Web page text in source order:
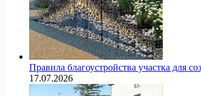
Правила благоустройства участка для
17.07.2026